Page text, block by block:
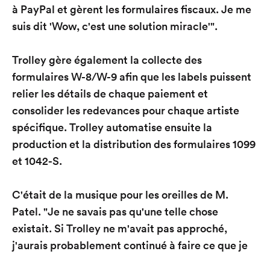
à PayPal et gèrent les formulaires fiscaux. Je me
suis dit 'Wow, c'est une solution miracle'".
Trolley gère également la collecte des
formulaires W-8/W-9 afin que les labels puissent
relier les détails de chaque paiement et
consolider les redevances pour chaque artiste
spécifique. Trolley automatise ensuite la
production et la distribution des formulaires 1099
et 1042-S.
C'était de la musique pour les oreilles de M.
Patel. "Je ne savais pas qu'une telle chose
existait. Si Trolley ne m'avait pas approché,
j'aurais probablement continué à faire ce que je